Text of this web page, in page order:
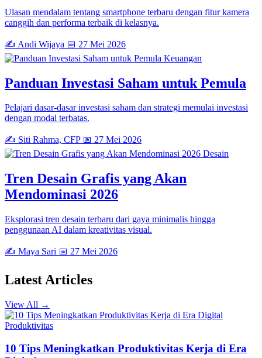
Ulasan mendalam tentang smartphone terbaru dengan fitur kamera
canggih dan performa terbaik di kelasnya.
✍️ Andi Wijaya 📅 27 Mei 2026
Keuangan
Panduan Investasi Saham untuk Pemula
Pelajari dasar-dasar investasi saham dan strategi memulai investasi
dengan modal terbatas.
✍️ Siti Rahma, CFP 📅 27 Mei 2026
Desain
Tren Desain Grafis yang Akan
Mendominasi 2026
Eksplorasi tren desain terbaru dari gaya minimalis hingga
penggunaan AI dalam kreativitas visual.
✍️ Maya Sari 📅 27 Mei 2026
Latest Articles
View All →
Produktivitas
10 Tips Meningkatkan Produktivitas Kerja di Era